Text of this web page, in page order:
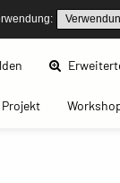
Projekt(current)